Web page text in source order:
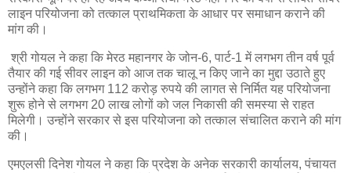
लाइन परियोजना को तत्काल प्राथमिकता के आधार पर समाधान कराने की
मांग की।
श्री गोयल ने कहा कि मेरठ महानगर के जोन-6, पार्ट-1 में लगभग तीन वर्ष पूर्व
तैयार की गई सीवर लाइन को आज तक चालू न किए जाने का मुद्दा उठाते हुए
उन्होंने कहा कि लगभग 112 करोड़ रुपये की लागत से निर्मित यह परियोजना
शुरू होने से लगभग 20 लाख लोगों को जल निकासी की समस्या से राहत
मिलेगी। उन्होंने सरकार से इस परियोजना को तत्काल संचालित कराने की मांग
की।
एमएलसी दिनेश गोयल ने कहा कि प्रदेश के अनेक सरकारी कार्यालय, पंचायत